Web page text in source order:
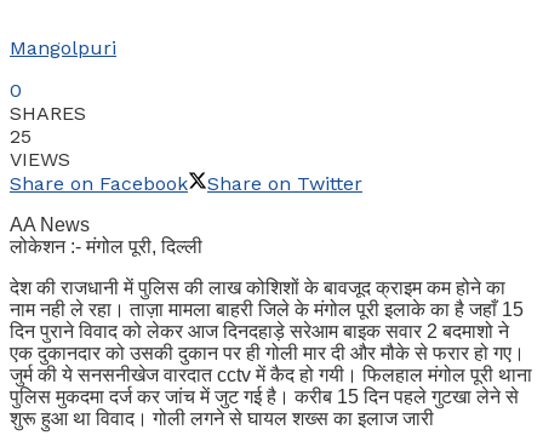
Mangolpuri
0
SHARES
25
VIEWS
Share on Facebook
Share on Twitter
AA News
लोकेशन :- मंगोल पूरी, दिल्ली
देश की राजधानी में पुलिस की लाख कोशिशों के बावजूद क्राइम कम होने का
नाम नही ले रहा। ताज़ा मामला बाहरी जिले के मंगोल पूरी इलाके का है जहाँ 15
दिन पुराने विवाद को लेकर आज दिनदहाड़े सरेआम बाइक सवार 2 बदमाशो ने
एक दुकानदार को उसकी दुकान पर ही गोली मार दी और मौके से फरार हो गए।
जुर्म की ये सनसनीखेज वारदात cctv में कैद हो गयी। फिलहाल मंगोल पूरी थाना
पुलिस मुकदमा दर्ज कर जांच में जुट गई है। करीब 15 दिन पहले गुटखा लेने से
शुरू हुआ था विवाद। गोली लगने से घायल शख्स का इलाज जारी